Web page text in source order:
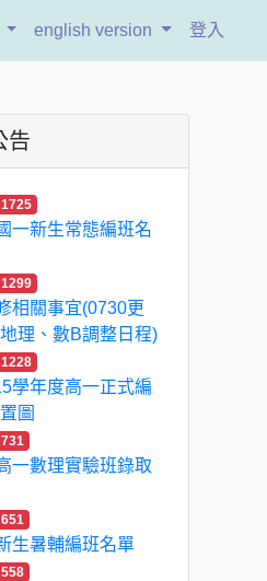
english version 登入
告
1725
一新生常態編班名
1299
相關事宜(0730更
理、數B調整日程)
1228
學年度高一正式編
圖
731
一數理實驗班錄取
651
生暑輔編班名單
558